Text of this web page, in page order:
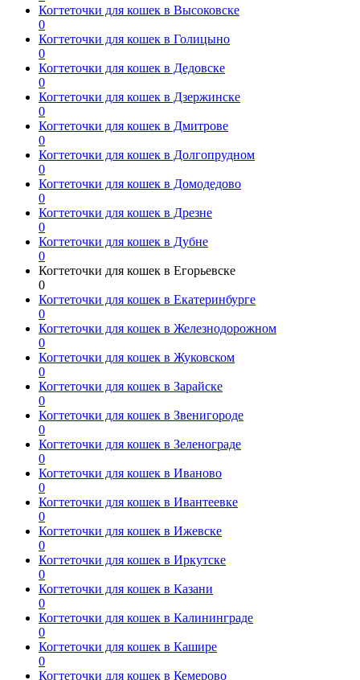
Когтеточки для кошек в Высоковске
0
Когтеточки для кошек в Голицыно
0
Когтеточки для кошек в Дедовске
0
Когтеточки для кошек в Дзержинске
0
Когтеточки для кошек в Дмитрове
0
Когтеточки для кошек в Долгопрудном
0
Когтеточки для кошек в Домодедово
0
Когтеточки для кошек в Дрезне
0
Когтеточки для кошек в Дубне
0
Когтеточки для кошек в Егорьевске
0
Когтеточки для кошек в Екатеринбурге
0
Когтеточки для кошек в Железнодорожном
0
Когтеточки для кошек в Жуковском
0
Когтеточки для кошек в Зарайске
0
Когтеточки для кошек в Звенигороде
0
Когтеточки для кошек в Зеленограде
0
Когтеточки для кошек в Иваново
0
Когтеточки для кошек в Ивантеевке
0
Когтеточки для кошек в Ижевске
0
Когтеточки для кошек в Иркутске
0
Когтеточки для кошек в Казани
0
Когтеточки для кошек в Калининграде
0
Когтеточки для кошек в Кашире
0
Когтеточки для кошек в Кемерово